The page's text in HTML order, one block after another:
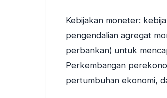
Kebijakan moneter:
pengendalian agregat
perbankan) untuk
Perkembangan
pertumbuhan ekonomi,